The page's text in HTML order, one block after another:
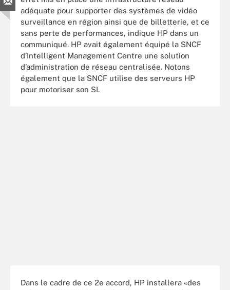
adéquate pour supporter des systèmes de vidéo
surveillance en région ainsi que de billetterie, et ce
sans perte de performances, indique HP dans un
communiqué. HP avait également équipé la SNCF
d’Intelligent Management Centre une solution
d’administration de réseau centralisée. Notons
également que la SNCF utilise des serveurs HP
pour motoriser son SI.
Dans le cadre de ce 2e accord, HP installera «des